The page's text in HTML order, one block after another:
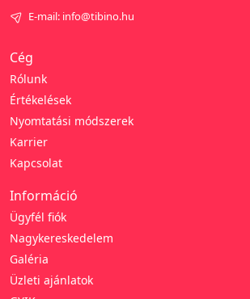
Cég
Rólunk
Értékelések
Nyomtatási módszerek
Karrier
Kapcsolat
Információ
Ügyfél fiók
Nagykereskedelem
Galéria
Üzleti ajánlatok
E-mail: info@tibino.hu